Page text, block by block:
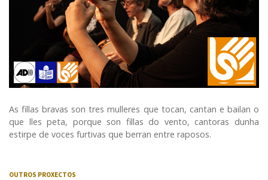
Audiodescrición
Lectura fácilLSE (Lingua de signos española)
As fillas bravas son tres mulleres que tocan, cantan e bailan o
que lles peta, porque son fillas do vento, cantoras dunha
estirpe de voces furtivas que berran entre raposos.
OUTROS PROXECTOS